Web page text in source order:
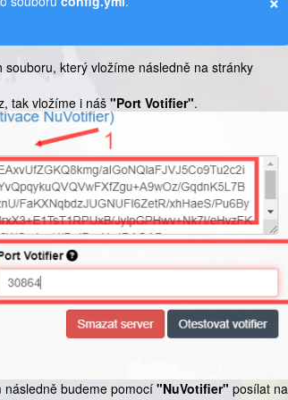
souboru, který vložíme následně na stránky
tak vložíme i náš "Port Votifier".
budeme pomocí "NuVotifier" posílat na